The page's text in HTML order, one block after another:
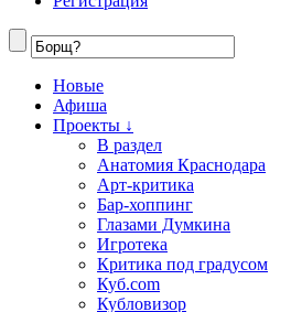
Новые
Афиша
Проекты ↓
В раздел
Анатомия Краснодара
Арт-критика
Бар-хоппинг
Глазами Думкина
Игротека
Критика под градусом
Куб.com
Кубловизор